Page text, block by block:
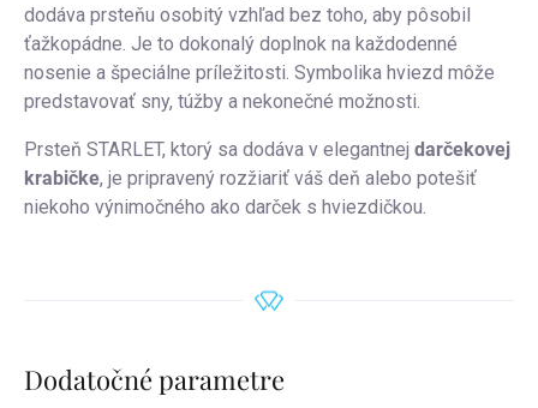
dodáva prsteňu osobitý vzhľad bez toho, aby pôsobil
ťažkopádne. Je to dokonalý doplnok na každodenné
nosenie a špeciálne príležitosti. Symbolika hviezd môže
predstavovať sny, túžby a nekonečné možnosti.
Prsteň STARLET, ktorý sa dodáva v elegantnej darčekovej
krabičke, je pripravený rozžiariť váš deň alebo potešiť
niekoho výnimočného ako darček s hviezdičkou.
Dodatočné parametre